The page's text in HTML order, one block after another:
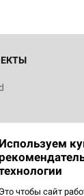
Используем
Это чтобы сайт